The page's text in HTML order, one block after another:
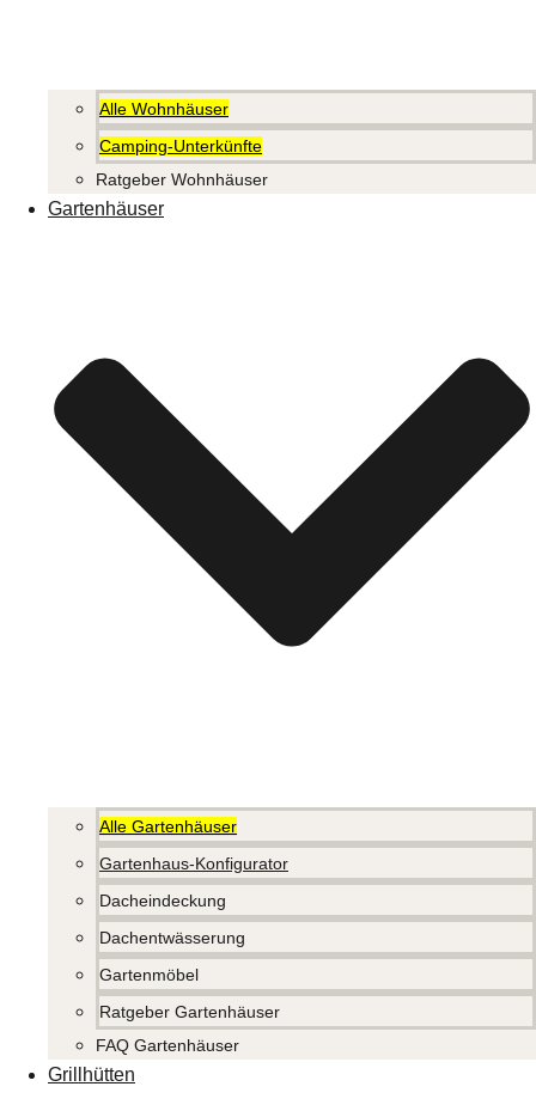
Alle Wohnhäuser
Camping-Unterkünfte
Ratgeber Wohnhäuser
Gartenhäuser
Alle Gartenhäuser
Gartenhaus-Konfigurator
Dacheindeckung
Dachentwässerung
Gartenmöbel
Ratgeber Gartenhäuser
FAQ Gartenhäuser
Grillhütten